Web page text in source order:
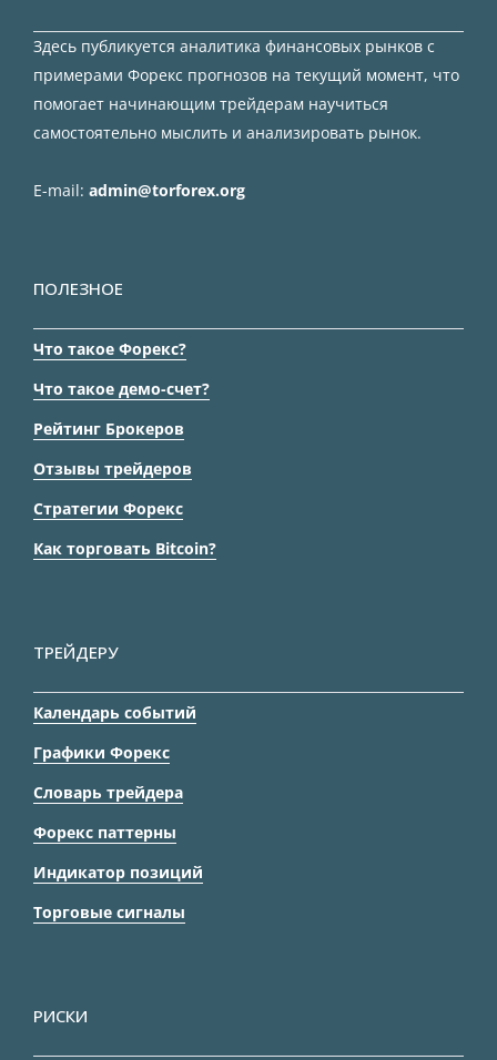
Здесь публикуется аналитика финансовых рынков с
примерами Форекс прогнозов на текущий момент, что
помогает начинающим трейдерам научиться
самостоятельно мыслить и анализировать рынок.
E-mail: admin@torforex.org
ПОЛЕЗНОЕ
Что такое Форекс?
Что такое демо-счет?
Рейтинг Брокеров
Отзывы трейдеров
Стратегии Форекс
Как торговать Bitcoin?
ТРЕЙДЕРУ
Календарь событий
Графики Форекс
Словарь трейдера
Форекс паттерны
Индикатор позиций
Торговые сигналы
РИСКИ